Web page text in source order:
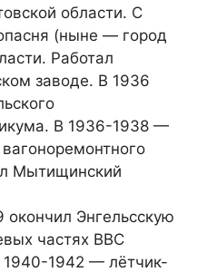
области. С
(ныне — город
Работал
заводе. В 1936
В 1936-1938 —
Мытищинский
Энгельсскую
частях ВВС
1940-1942 — лётчик-